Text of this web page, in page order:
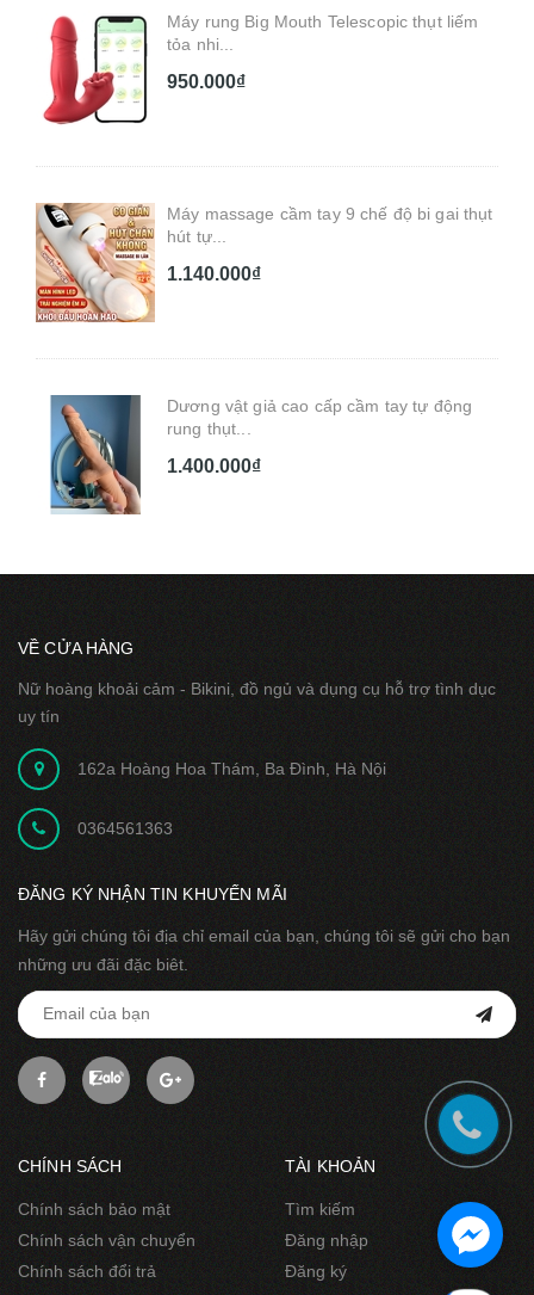
Máy rung Big Mouth Telescopic thụt liếm
tỏa nhi...
950.000₫
Máy massage cầm tay 9 chế độ bi gai thụt
hút tự...
1.140.000₫
Dương vật giả cao cấp cầm tay tự động
rung thụt...
1.400.000₫
VỀ CỬA HÀNG
Nữ hoàng khoải cảm - Bikini, đồ ngủ và dụng cụ hỗ trợ tình dục
uy tín
162a Hoàng Hoa Thám, Ba Đình, Hà Nội
0364561363
ĐĂNG KÝ NHẬN TIN KHUYẾN MÃI
Hãy gửi chúng tôi địa chỉ email của bạn, chúng tôi sẽ gửi cho bạn
những ưu đãi đặc biêt.
CHÍNH SÁCH
Chính sách bảo mật
Chính sách vận chuyển
Chính sách đổi trả
TÀI KHOẢN
Tìm kiếm
Đăng nhập
Đăng ký